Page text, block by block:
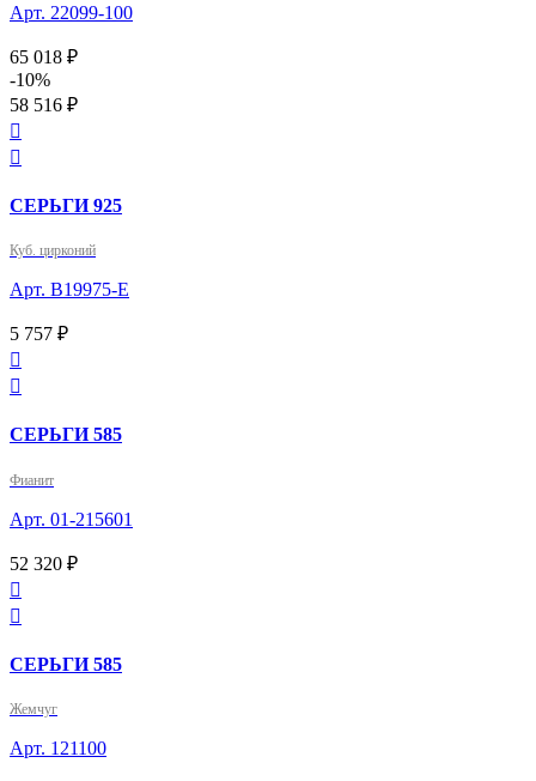
Арт. 22099-100
65 018 ₽
-10%
58 516 ₽


СЕРЬГИ 925
Куб. цирконий
Арт. B19975-E
5 757 ₽


СЕРЬГИ 585
Фианит
Арт. 01-215601
52 320 ₽


СЕРЬГИ 585
Жемчуг
Арт. 121100